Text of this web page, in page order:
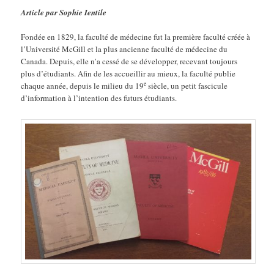
Article par Sophie Ientile
Fondée en 1829, la faculté de médecine fut la première faculté créée à
l’Université McGill et la plus ancienne faculté de médecine du
Canada. Depuis, elle n’a cessé de se développer, recevant toujours
plus d’étudiants. Afin de les accueillir au mieux, la faculté publie
chaque année, depuis le milieu du 19e siècle, un petit fascicule
d’information à l’intention des futurs étudiants.